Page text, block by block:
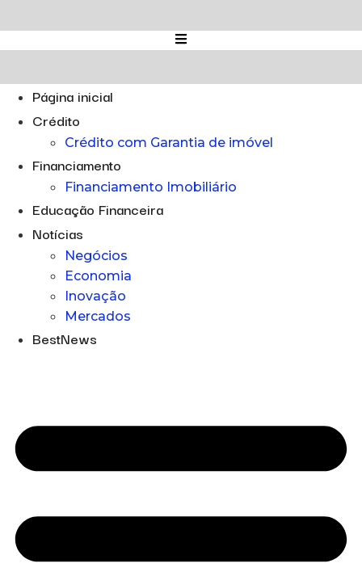
para
o
Página inicial
Crédito
Crédito com Garantia de imóvel
Financiamento
Financiamento Imobiliário
Educação Financeira
Notícias
Negócios
Economia
Inovação
Mercados
BestNews